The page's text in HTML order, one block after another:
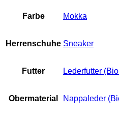
Farbe Mokka
Herrenschuhe Sneaker
Futter Lederfutter
Obermaterial Nappaleder